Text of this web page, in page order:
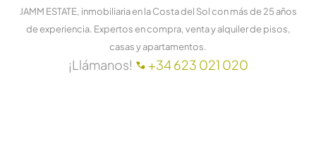
JAMM ESTATE, inmobiliaria en la Costa del Sol con más de 25 años
de experiencia. Expertos en compra, venta y alquiler de pisos,
casas y apartamentos.
¡Llámanos! +34 623 021 020